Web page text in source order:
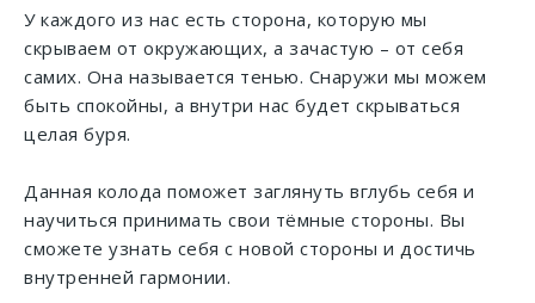
У каждого из нас есть сторона, которую мы
скрываем от окружающих, а зачастую – от себя
самих. Она называется тенью. Снаружи мы можем
быть спокойны, а внутри нас будет скрываться
целая буря.
Данная колода поможет заглянуть вглубь себя и
научиться принимать свои тёмные стороны. Вы
сможете узнать себя с новой стороны и достичь
внутренней гармонии.